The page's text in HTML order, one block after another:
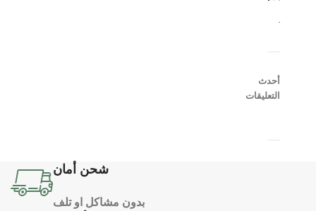
أحدث
التعليقات
شحن أمان
بدون مشاكل او تلف